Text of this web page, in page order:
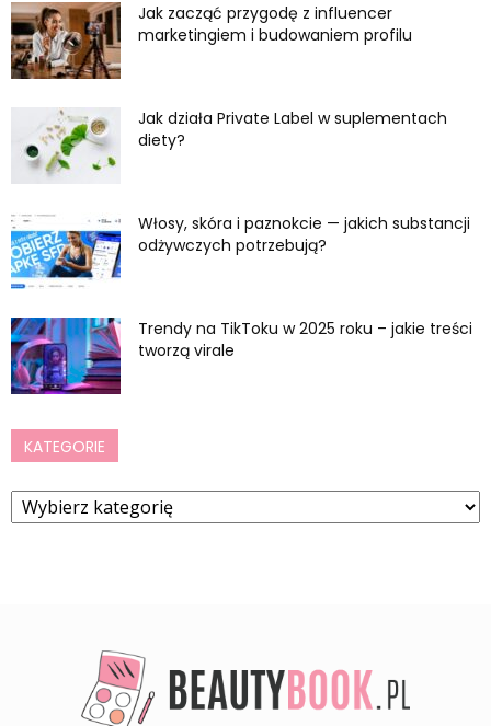
Jak zacząć przygodę z influencer
marketingiem i budowaniem profilu
Jak działa Private Label w suplementach
diety?
Włosy, skóra i paznokcie — jakich substancji
odżywczych potrzebują?
Trendy na TikToku w 2025 roku – jakie treści
tworzą virale
KATEGORIE
Kategorie